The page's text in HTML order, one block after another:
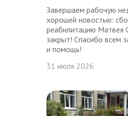
Завершаем рабочую
хорошей новостью:
реабилитацию Матвея
закрыт! Спасибо всем
и помощь!
31 июля 2026